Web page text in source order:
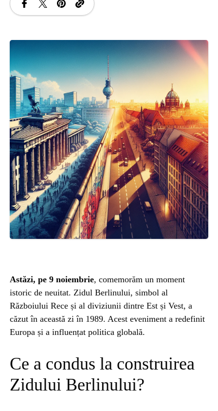
Astăzi, pe 9 noiembrie, comemorăm un moment
istoric de neuitat. Zidul Berlinului, simbol al
Războiului Rece și al diviziunii dintre Est și Vest, a
căzut în această zi în 1989. Acest eveniment a redefinit
Europa și a influențat politica globală.
Ce a condus la construirea
Zidului Berlinului?
SANATATE
SI
INGRIJIRE
ISTORIE
NATURĂ
STIRI
ȘTIINȚA
ANIMALE
OAMENI
INSTALEAZ
APLICATIA